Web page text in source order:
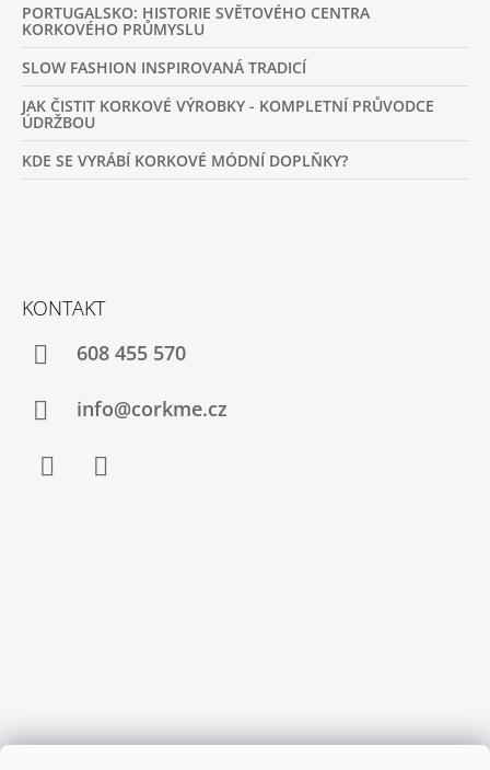
PORTUGALSKO: HISTORIE SVĚTOVÉHO CENTRA
KORKOVÉHO PRŮMYSLU
SLOW FASHION INSPIROVANÁ TRADICÍ
JAK ČISTIT KORKOVÉ VÝROBKY - KOMPLETNÍ PRŮVODCE
ÚDRŽBOU
KDE SE VYRÁBÍ KORKOVÉ MÓDNÍ DOPLŇKY?
KONTAKT
608 455 570
info@corkme.cz